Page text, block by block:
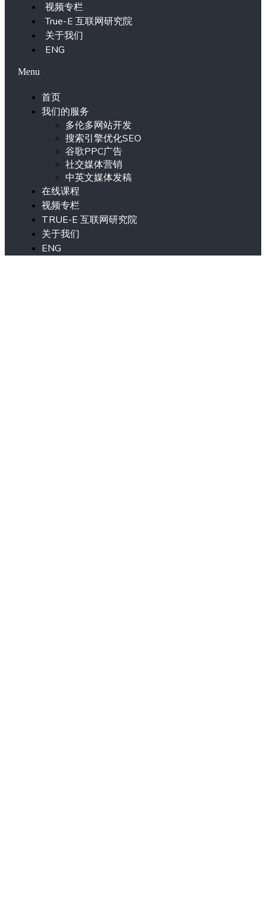
视频专栏
True-E 互联网研究院
关于我们
ENG
Menu
首页
我们的服务
多伦多网站开发
搜索引擎优化SEO
谷歌PPC广告
社交媒体营销
中英文媒体发稿
在线课程
视频专栏
TRUE-E 互联网研究院
关于我们
ENG